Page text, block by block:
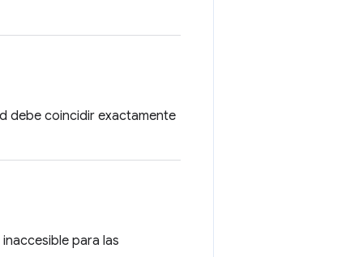
debe coincidir exactamente
para las